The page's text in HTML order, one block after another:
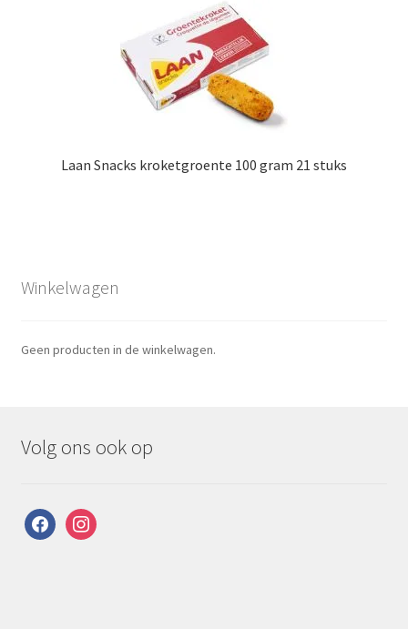
Laan Snacks kroketgroente 100 gram 21 stuks
Winkelwagen
Geen producten in de winkelwagen.
Volg ons ook op
facebookinstagram